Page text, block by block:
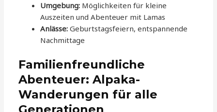
Umgebung: Möglichkeiten für kleine
Auszeiten und Abenteuer mit Lamas
Anlässe: Geburtstagsfeiern, entspannende
Nachmittage
Familienfreundliche
Abenteuer: Alpaka-
Wanderungen für alle